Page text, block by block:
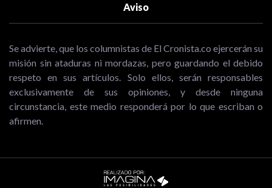
Aviso
Se advierte, que los columnistas de El Cronista.co ejercerán su
misión sin ataduras ni mordazas, pero guardando el debido
respeto en sus artículos. Solo ellos, serán responsables
exclusivamente de sus opiniones, y desde ninguna
circunstancia, este medio responderá por lo que escriban o
afirmen.